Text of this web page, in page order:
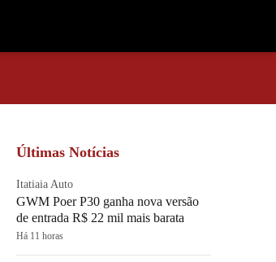
Últimas Notícias
Itatiaia Auto
GWM Poer P30 ganha nova versão
de entrada R$ 22 mil mais barata
Há 11 horas